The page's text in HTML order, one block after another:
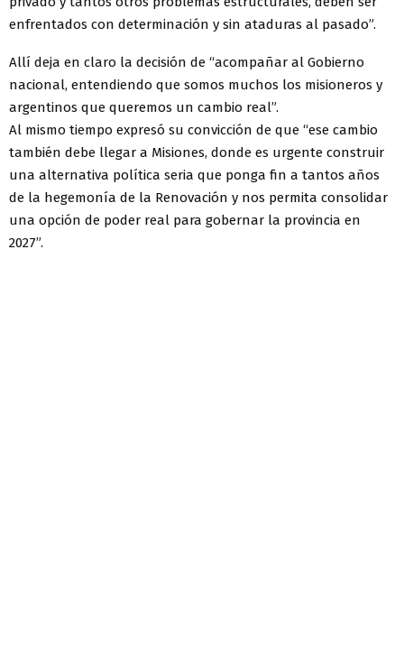
enfrentados con determinación y sin ataduras al pasado”.
Allí deja en claro la decisión de “acompañar al Gobierno
nacional, entendiendo que somos muchos los misioneros y
argentinos que queremos un cambio real”.
Al mismo tiempo expresó su convicción de que “ese cambio
también debe llegar a Misiones, donde es urgente construir
una alternativa política seria que ponga fin a tantos años
de la hegemonía de la Renovación y nos permita consolidar
una opción de poder real para gobernar la provincia en
2027”.